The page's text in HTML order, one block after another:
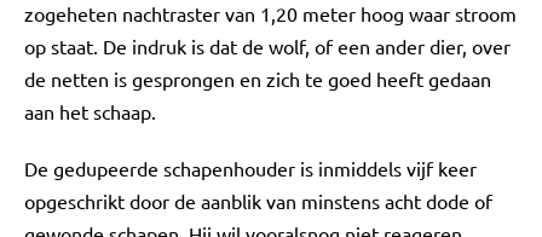
zogeheten nachtraster van 1,20 meter hoog waar stroom
op staat. De indruk is dat de wolf, of een ander dier, over
de netten is gesprongen en zich te goed heeft gedaan
aan het schaap.
De gedupeerde schapenhouder is inmiddels vijf keer
opgeschrikt door de aanblik van minstens acht dode of